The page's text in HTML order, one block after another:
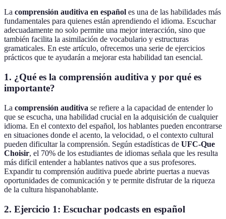
La comprensión auditiva en español es una de las habilidades más
fundamentales para quienes están aprendiendo el idioma. Escuchar
adecuadamente no solo permite una mejor interacción, sino que
también facilita la asimilación de vocabulario y estructuras
gramaticales. En este artículo, ofrecemos una serie de ejercicios
prácticos que te ayudarán a mejorar esta habilidad tan esencial.
1. ¿Qué es la comprensión auditiva y por qué es
importante?
La comprensión auditiva se refiere a la capacidad de entender lo
que se escucha, una habilidad crucial en la adquisición de cualquier
idioma. En el contexto del español, los hablantes pueden encontrarse
en situaciones donde el acento, la velocidad, o el contexto cultural
pueden dificultar la comprensión. Según estadísticas de UFC-Que
Choisir, el 70% de los estudiantes de idiomas señala que les resulta
más difícil entender a hablantes nativos que a sus profesores.
Expandir tu comprensión auditiva puede abrirte puertas a nuevas
oportunidades de comunicación y te permite disfrutar de la riqueza
de la cultura hispanohablante.
2. Ejercicio 1: Escuchar podcasts en español